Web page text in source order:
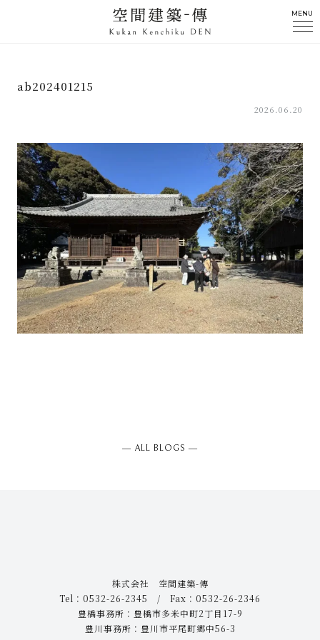
MENU
ab202401215
2026.06.20
― ALL BLOGS ―
株式会社 空間建築-傳
Tel：0532-26-2345 / Fax：0532-26-2346
豊橋事務所：豊橋市多米中町2丁目17-9
豊川事務所：豊川市平尾町郷中56-3